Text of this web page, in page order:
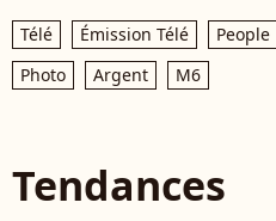
Télé Émission Télé People
Photo
Argent M6
Tendances